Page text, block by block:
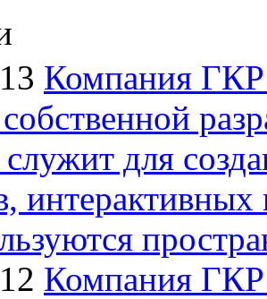
Компания ГКР
служит для
Компания ГКР